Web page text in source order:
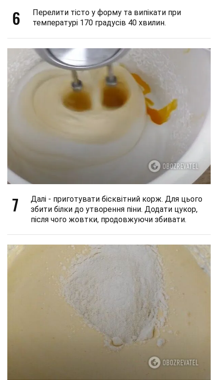
6
Перелити тісто у форму та випікати при
температурі 170 градусів 40 хвилин.
7
Далі - приготувати бісквітний корж. Для цього
збити білки до утворення піни. Додати цукор,
після чого жовтки, продовжуючи збивати.